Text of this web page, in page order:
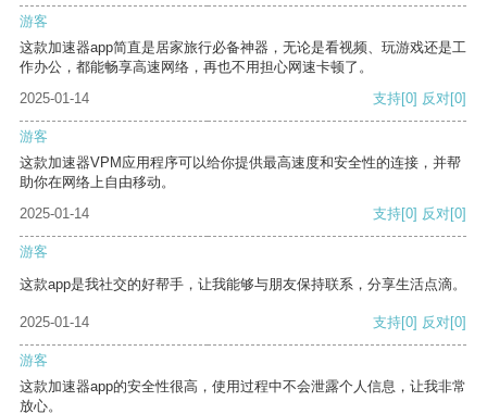
游客
这款加速器app简直是居家旅行必备神器，无论是看视频、玩游戏还是工
作办公，都能畅享高速网络，再也不用担心网速卡顿了。
2025-01-14
支持[0] 反对[0]
游客
这款加速器VPM应用程序可以给你提供最高速度和安全性的连接，并帮
助你在网络上自由移动。
2025-01-14
支持[0] 反对[0]
游客
这款app是我社交的好帮手，让我能够与朋友保持联系，分享生活点滴。
2025-01-14 支持[0] 反对[0]
游客
这款加速器app的安全性很高，使用过程中不会泄露个人信息，让我非常
放心。